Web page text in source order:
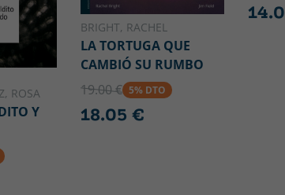
ROSA
Y
BRIGHT, RACHEL
LA TORTUGA QUE
CAMBIÓ SU RUMBO
19.00 € 5% DTO
18.05 €